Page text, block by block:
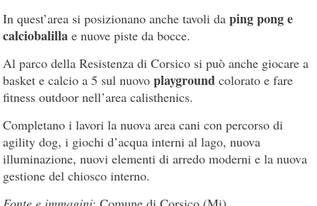
In quest’area si posizionano anche tavoli daping pong e
calciobalilla e nuove piste da bocce.
Al parco della Resistenza di Corsico si può anche giocare a
basket e calcio a 5 sul nuovoplaygroundcolorato e fare
fitness outdoor nell’area calisthenics.
Completano i lavori la nuova area cani con percorso di
agility dog, i giochi d’acqua interni al lago, nuova
illuminazione, nuovi elementi di arredo moderni e la nuova
gestione del chiosco interno.